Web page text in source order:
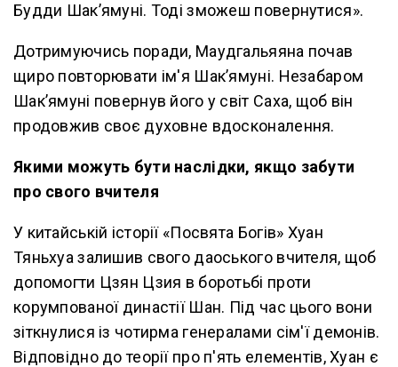
Будди Шак’ямуні. Тоді зможеш повернутися».
Дотримуючись поради, Маудгальяяна почав
щиро повторювати ім'я Шак’ямуні. Незабаром
Шак’ямуні повернув його у світ Саха, щоб він
продовжив своє духовне вдосконалення.
Якими можуть бути наслідки, якщо забути
про свого вчителя
У китайській історії «Посвята Богів» Хуан
Тяньхуа залишив свого даоського вчителя, щоб
допомогти Цзян Цзия в боротьбі проти
корумпованої династії Шан. Під час цього вони
зіткнулися із чотирма генералами сім'ї демонів.
Відповідно до теорії про п'ять елементів, Хуан є